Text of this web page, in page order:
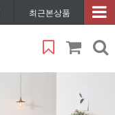
최근본상품